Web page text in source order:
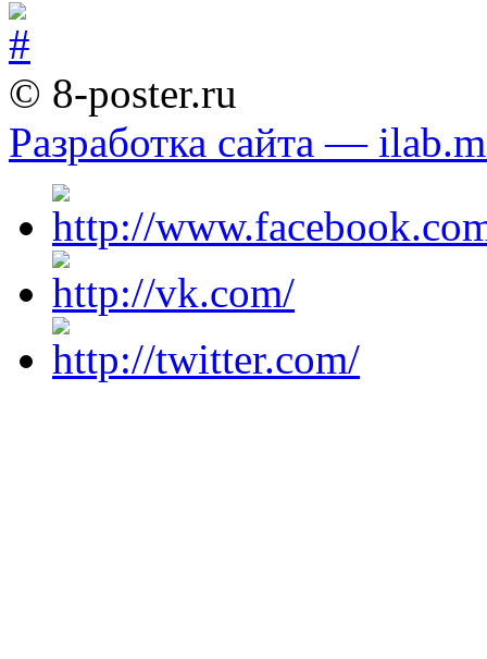
© 8-poster.ru
Разработка сайта —